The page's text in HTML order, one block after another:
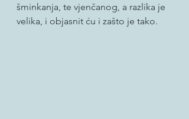
šminkanja, te vjenčanog, a razlika je
velika, i objasnit ću i zašto je tako.